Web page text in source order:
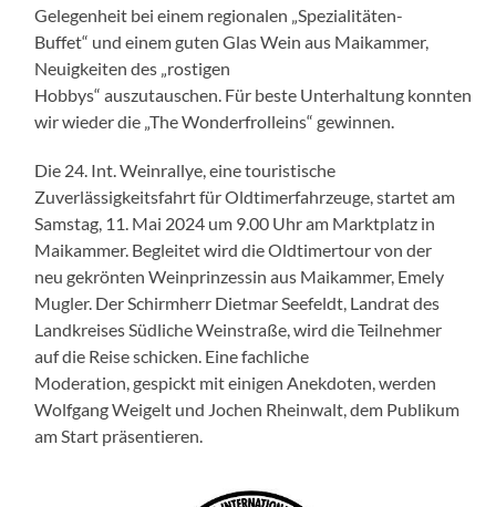
Gelegenheit bei einem regionalen „Spezialitäten-
Buffet“ und einem guten Glas Wein aus Maikammer,
Neuigkeiten des „rostigen
Hobbys“ auszutauschen. Für beste Unterhaltung konnten
wir wieder die „The Wonderfrolleins“ gewinnen.
Die 24. Int. Weinrallye, eine touristische
Zuverlässigkeitsfahrt für Oldtimerfahrzeuge, startet am
Samstag, 11. Mai 2024 um 9.00 Uhr am Marktplatz in
Maikammer. Begleitet wird die Oldtimertour von der
neu gekrönten Weinprinzessin aus Maikammer, Emely
Mugler. Der Schirmherr Dietmar Seefeldt, Landrat des
Landkreises Südliche Weinstraße, wird die Teilnehmer
auf die Reise schicken. Eine fachliche
Moderation, gespickt mit einigen Anekdoten, werden
Wolfgang Weigelt und Jochen Rheinwalt, dem Publikum
am Start präsentieren.